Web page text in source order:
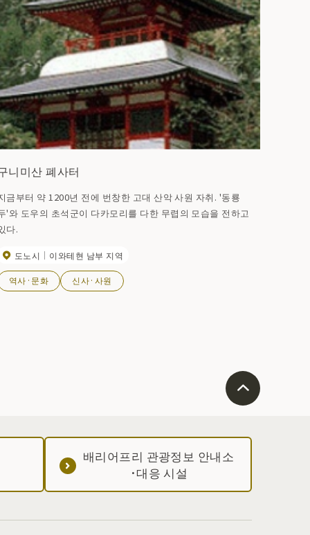
니미산 폐사터
금부터 약 1200년 전에 번창한 고대 산악 사원 자취. '동룡
'와 도우의 초석군이 다카모리를 다한 무렵의 모습을 전하고
다.
도노시 이와테현 남부 지역
역사·문화 신사·사원
배리어프리 관광정보 안내소
·대응 시설